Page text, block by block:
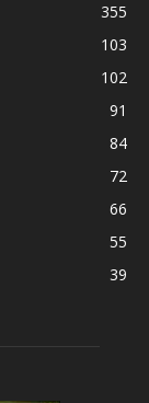
355
103
102
91
84
72
66
55
39